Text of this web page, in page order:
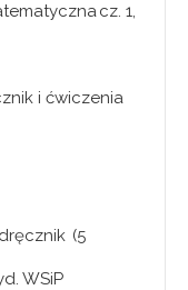
cz. 1,
i ćwiczenia
(5
WSiP